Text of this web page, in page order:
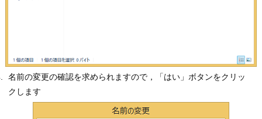
名前の変更の確認を求められますので，「はい」ボタンをクリッ
クします